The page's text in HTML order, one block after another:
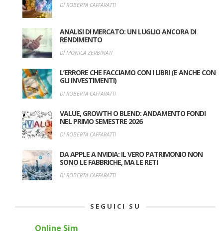
DI ROBERTA CAFFARATTI
ANALISI DI MERCATO: UN LUGLIO ANCORA DI
RENDIMENTO
DI MONICA ZERBINATI
L’ERRORE CHE FACCIAMO CON I LIBRI (E ANCHE CON
GLI INVESTIMENTI)
DI ROBERTA CAFFARATTI
VALUE, GROWTH O BLEND: ANDAMENTO FONDI
NEL PRIMO SEMESTRE 2026
DI ROBERTA CAFFARATTI
DA APPLE A NVIDIA: IL VERO PATRIMONIO NON
SONO LE FABBRICHE, MA LE RETI
DI ROBERTA CAFFARATTI
SEGUICI SU
Online Sim